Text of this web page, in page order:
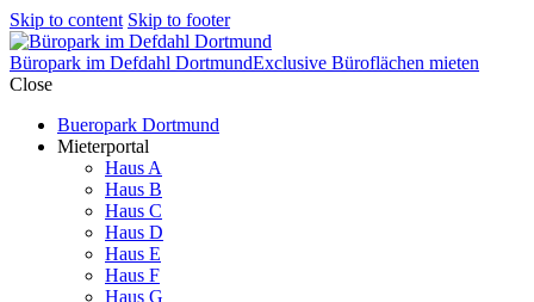
Skip to content Skip to footer
Büropark im Defdahl DortmundExclusive Büroflächen mieten
Close
Bueropark Dortmund
Mieterportal
Haus A
Haus B
Haus C
Haus D
Haus E
Haus F
Haus G